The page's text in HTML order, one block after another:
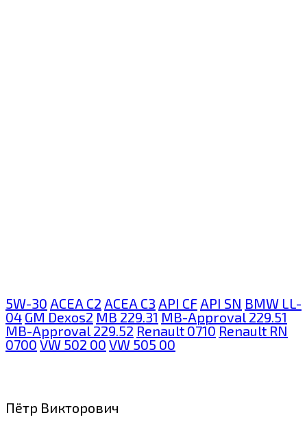
5W-30 ACEA C2 ACEA C3 API CF API SN BMW LL-
04 GM Dexos2 MB 229.31 MB-Approval 229.51
MB-Approval 229.52 Renault 0710 Renault RN
0700 VW 502 00 VW 505 00
Пётр Викторович